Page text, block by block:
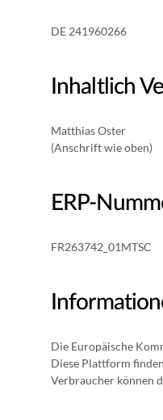
DE 241960266
Inhaltlich
Matthias Oster
(Anschrift wie oben)
ERP-
FR263742_01MTSC
Die Europäische
Diese Plattform
Verbraucher können